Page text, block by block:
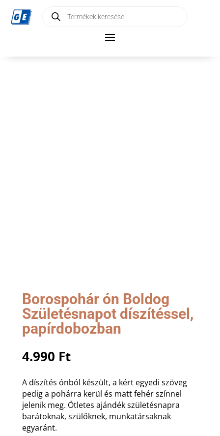
search
Borospohár ón Boldog
Születésnapot díszítéssel,
papírdobozban
4.990 Ft
A díszítés ónból készült, a kért egyedi szöveg
pedig a pohárra kerül és matt fehér színnel
jelenik meg. Ötletes ajándék születésnapra
barátoknak, szülőknek, munkatársaknak
egyaránt.